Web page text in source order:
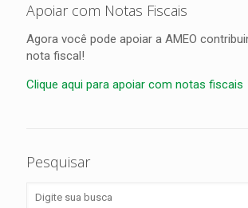
Apoiar com Notas Fiscais
Agora você pode apoiar a AMEO
nota fiscal!
Clique aqui para apoiar com notas fiscais
Pesquisar